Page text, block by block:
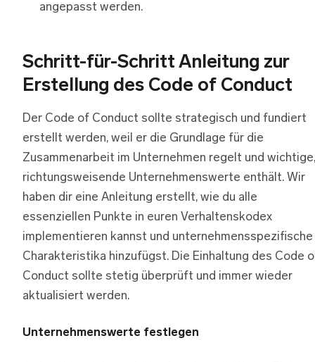
angepasst werden.
Schritt-für-Schritt Anleitung zur
Erstellung des Code of Conduct
Der Code of Conduct sollte strategisch und fundiert
erstellt werden, weil er die Grundlage für die
Zusammenarbeit im Unternehmen regelt und wichtige,
richtungsweisende Unternehmenswerte enthält. Wir
haben dir eine Anleitung erstellt, wie du alle
essenziellen Punkte in euren Verhaltenskodex
implementieren kannst und unternehmensspezifische
Charakteristika hinzufügst. Die Einhaltung des Code
Conduct sollte stetig überprüft und immer wieder
aktualisiert werden.
Unternehmenswerte festlegen